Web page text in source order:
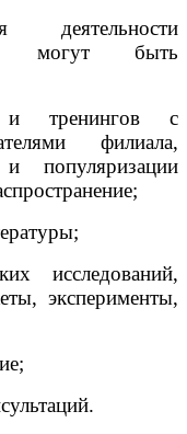
деятельности
могут быть
и тренингов с
филиала,
популяризации
исследований,
эксперименты,